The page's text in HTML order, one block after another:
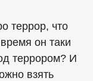
террор, что
он таки
террором? И
взять